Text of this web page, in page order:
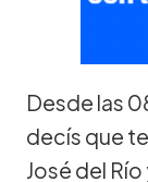
Desde las
decís que
José del